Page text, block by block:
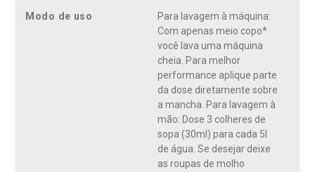
Modo de uso
Para lavagem à máquina:
Com apenas meio copo*
você lava uma máquina
cheia. Para melhor
performance aplique parte
da dose diretamente sobre
a mancha. Para lavagem à
mão: Dose 3 colheres de
sopa (30ml) para cada 5l
de água. Se desejar deixe
as roupas de molho